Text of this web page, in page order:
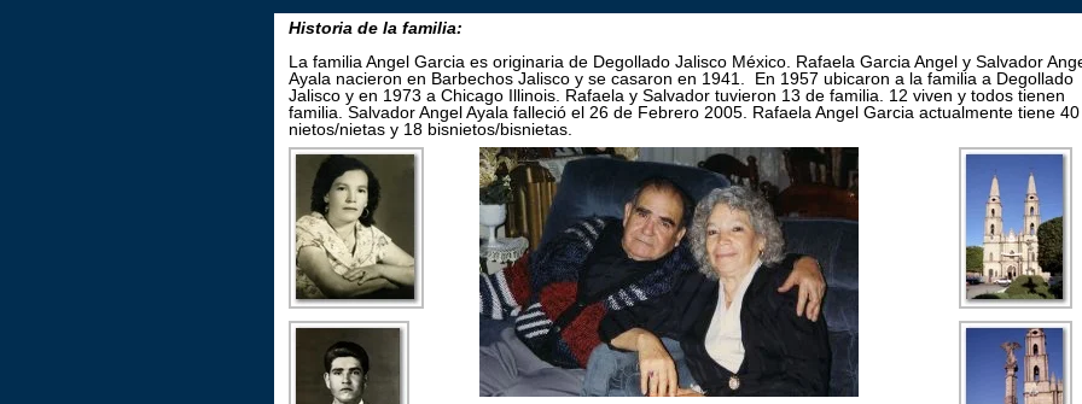
Historia de la familia:
La familia Angel Garcia es originaria de Degollado Jalisco México. Rafaela Garcia Angel y Salvador
Ayala nacieron en Barbechos Jalisco y se casaron en 1941. En 1957 ubicaron a la familia a Degollado
Jalisco y en 1973 a Chicago Illinois. Rafaela y Salvador tuvieron 13 de familia. 12 viven y todos tienen
familia. Salvador Angel Ayala falleció el 26 de Febrero 2005. Rafaela Angel Garcia actualmente tiene 40
nietos/nietas y 18 bisnietos/bisnietas.